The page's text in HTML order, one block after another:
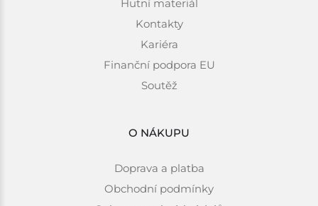
Hutní materiál
Kontakty
Kariéra
Finanční podpora EU
Soutěž
O NÁKUPU
Doprava a platba
Obchodní podmínky